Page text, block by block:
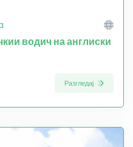
водич на англиски
Разгледај